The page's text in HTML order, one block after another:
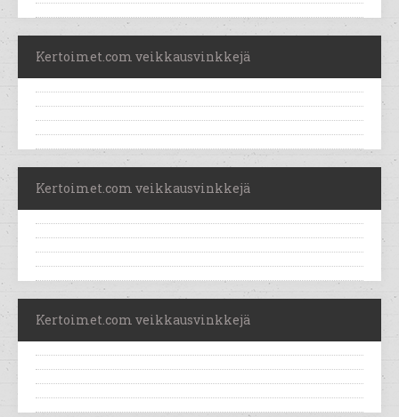
Kertoimet.com veikkausvinkkejä
Kertoimet.com veikkausvinkkejä
Kertoimet.com veikkausvinkkejä